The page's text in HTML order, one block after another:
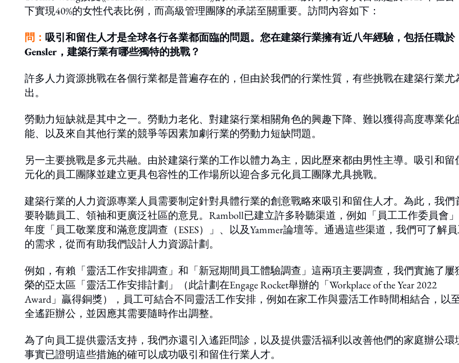
下實現40%的女性代表比例，而高級管理團隊的承諾至關重要。訪問內容如下：
問： 吸引和留住人才是全球各行各業都面臨的問題。您在建築行業擁有近八年經驗，包括任職於
Gensler，建築行業有哪些獨特的挑戰？
許多人力資源挑戰在各個行業都是普遍存在的，但由於我們的行業性質，有些挑戰在建築行業尤
出。
勞動力短缺就是其中之一。勞動力老化、對建築行業相關角色的興趣下降、難以獲得高度專業化
能、以及來自其他行業的競爭等因素加劇行業的勞動力短缺問題。
另一主要挑戰是多元共融。由於建築行業的工作以體力為主，因此歷來都由男性主導。吸引和留
元化的員工團隊並建立更具包容性的工作場所以迎合多元化員工團隊尤具挑戰。
建築行業的人力資源專業人員需要制定針對具體行業的創意戰略來吸引和留住人才。為此，我們
要聆聽員工、領袖和更廣泛社區的意見。Ramboll已建立許多聆聽渠道，例如「員工工作委員會
年度「員工敬業度和滿意度調查（ESES）」、以及Yammer論壇等。通過這些渠道，我們可了解
的需求，從而有助我們設計人力資源計劃。
例如，有賴「靈活工作安排調查」和「新冠期間員工體驗調查」這兩項主要調查，我們實施了屢
榮的亞太區「靈活工作安排計劃」（此計劃在Engage Rocket舉辦的「Workplace of the Year 2022
Award」贏得銅獎），員工可結合不同靈活工作安排，例如在家工作與靈活工作時間相結合，以
全遙距辦公，並因應其需要隨時作出調整。
為了向員工提供靈活支持，我們亦還引入遙距問診，以及提供靈活福利以改善他們的家庭辦公環
事實已證明這些措施的確可以成功吸引和留住行業人才。